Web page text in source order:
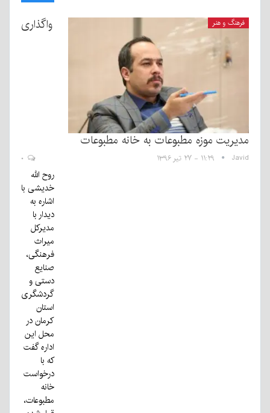
فرهنگ و هنر واگذاری
مدیریت موزه مطبوعات به خانه مطبوعات
Javid ۱۱:۲۹ - ۲۷ تیر ۱۳۹۶
روح الله
خدیشی با
اشاره به
دیدار با
مدیرکل
میراث
فرهنگی،
صنایع
دستی و
گردشگری
استان
كرمان در
محل این
اداره گفت
که با
درخواست
خانه
مطبوعات،